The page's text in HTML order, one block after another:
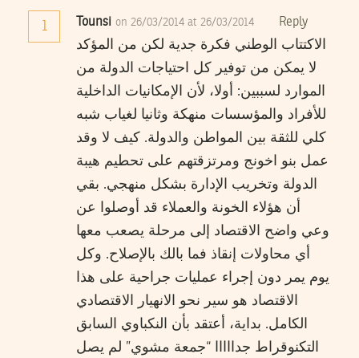
1 Tounsi on 26/03/2014 at 26/03/2014 Reply
الاكتتاب الوطني فكرة جدية لكن من المؤكد
لا يمكن من توفير كل احتياجات الدولة من
الموارد لسببين: أولا، لأن الإمكانيات الداخلية
للأفراد والمؤسسات منهكة وثانيا لغياب شبه
كلي للثقة بين المواطن والدولة. كيف لا وقد
عمل بنو اخونج ومرتزقتهم على تحطيم هيبة
الدولة وتخريب الإدارة بشكل منهجي. بقي
أن هؤلاء الخونة والعملاء قد أوصلوا عن
وعي واضح الاقتصاد إلى مرحلة يصعب معها
أي محاولات إنقاذ فما بالك بالإصلاح. وكل
يوم يمر دون إجراء عمليات جراحية على هذا
الاقتصاد هو سير نحو الانهيار الاقتصادي
الكامل. بداية، أعتقد بأن النكباوي السابق
التكنوقراط جدااااا “جمعة مشوي” لم يصل